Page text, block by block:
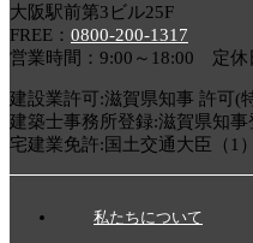
大阪駅前第3ビル25F
FREE： 0800-200-1317
営業時間：9:00～18:00 定休
建設業許可:滋賀県知事 許可(
建築士事務所登録:滋賀県知事
宅建業免許:国土交通大臣（1
私たちについて